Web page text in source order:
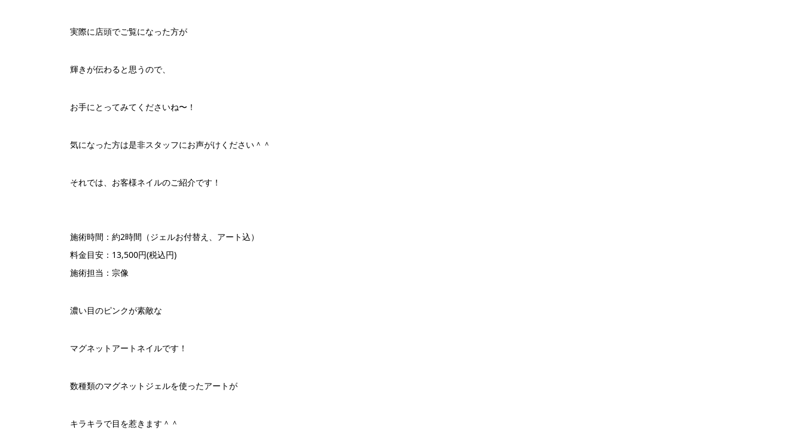
実際に店頭でご覧になった方が
輝きが伝わると思うので、
お手にとってみてくださいね〜！
気になった方は是非スタッフにお声がけください＾＾
それでは、お客様ネイルのご紹介です！
施術時間：約2時間（ジェルお付替え、アート込）
料金目安：13,500円(税込円)
施術担当：宗像
濃い目のピンクが素敵な
マグネットアートネイルです！
数種類のマグネットジェルを使ったアートが
キラキラで目を惹きます＾＾